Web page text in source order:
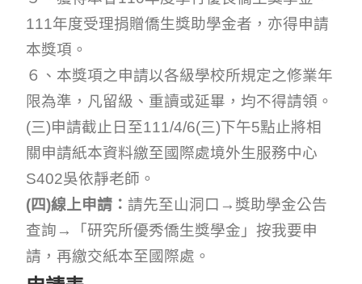
111年度受理捐贈僑生獎助學金者，亦得申請
本獎項。
６、本獎項之申請以各級學校所規定之修業年
限為準，凡留級、重讀或延畢，均不得請領。
(三)申請截止日至111/4/6(三)下午5點止將相
關申請紙本資料繳至國際處境外生服務中心
S402吳依靜老師。
(四)線上申請： 請先至山洞口→獎助學金公告
查詢→「研究所優秀僑生獎學金」按我要申
請，再繳交紙本至國際處。